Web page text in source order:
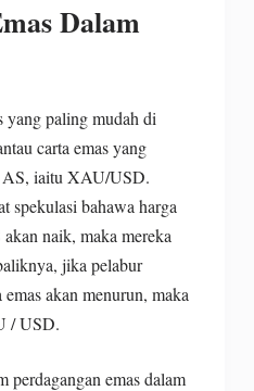
Dalam
yang paling mudah di
carta emas yang
AS, iaitu XAU/USD.
spekulasi bahawa harga
naik, maka mereka
jika pelabur
akan menurun, maka
/ USD.
perdagangan emas dalam